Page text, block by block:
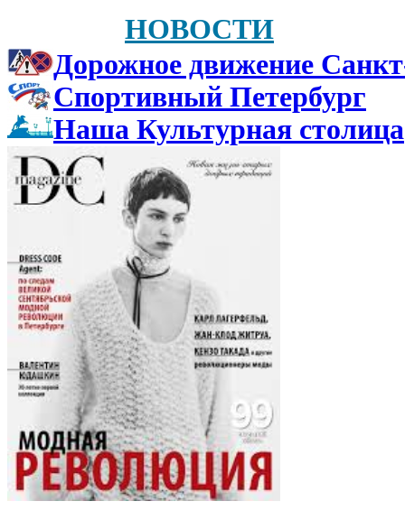
НОВОСТИ
Дорожное движение
Спортивный Петербург
Наша Культурная столица